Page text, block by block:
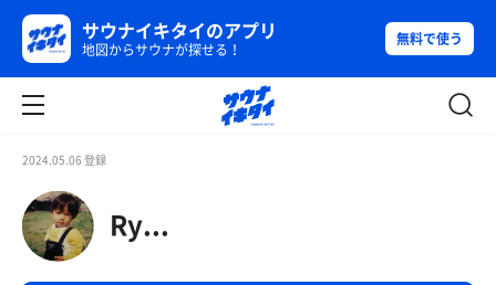
サウナイキタイのアプリ
地図からサウナが探せる！
無料で使う
2024.05.06 登録
Ry...